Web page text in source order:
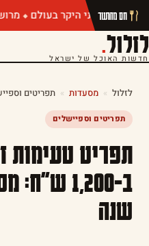
מרושפלד חם מהתנור
לזלול.
חדשות האוכל של ישראל
לזלול » מסעדות » תפריטים
תפריטים וספיישלים
תפריט טעימות
שנה